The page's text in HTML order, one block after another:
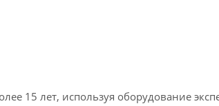
15 лет, используя оборудование